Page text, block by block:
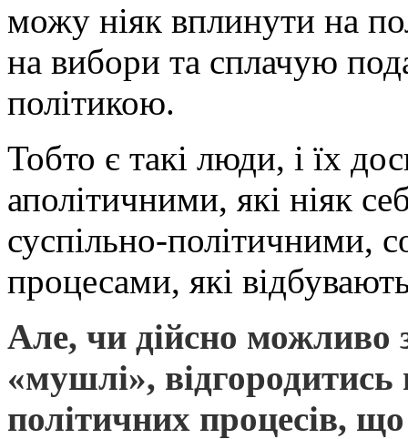
можу ніяк вплинути на
на вибори та сплачую
політикою.
Тобто є такі люди, і їх
аполітичними, які ніяк
суспільно-політичними,
процесами, які
Але, чи дійсно можливо
«мушлі», відгородитись
політичних процесів,